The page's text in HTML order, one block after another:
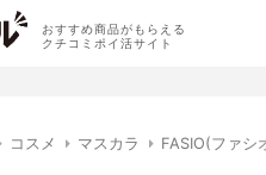
おすすめ商品がもらえる
クチコミポイ活サイト
コスメ マスカラ FASIO(ファシ